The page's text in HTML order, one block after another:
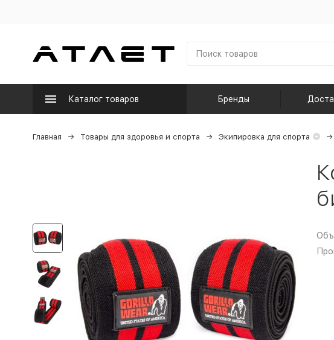
Каталог товаров Бренды
Главная Товары для здоровья и спорта Экипировка для спорта